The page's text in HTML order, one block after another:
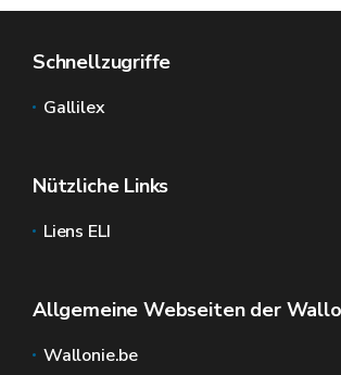
Schnellzugriffe
Gallilex
Nützliche Links
Liens ELI
Allgemeine Webseiten der
Wallonie.be